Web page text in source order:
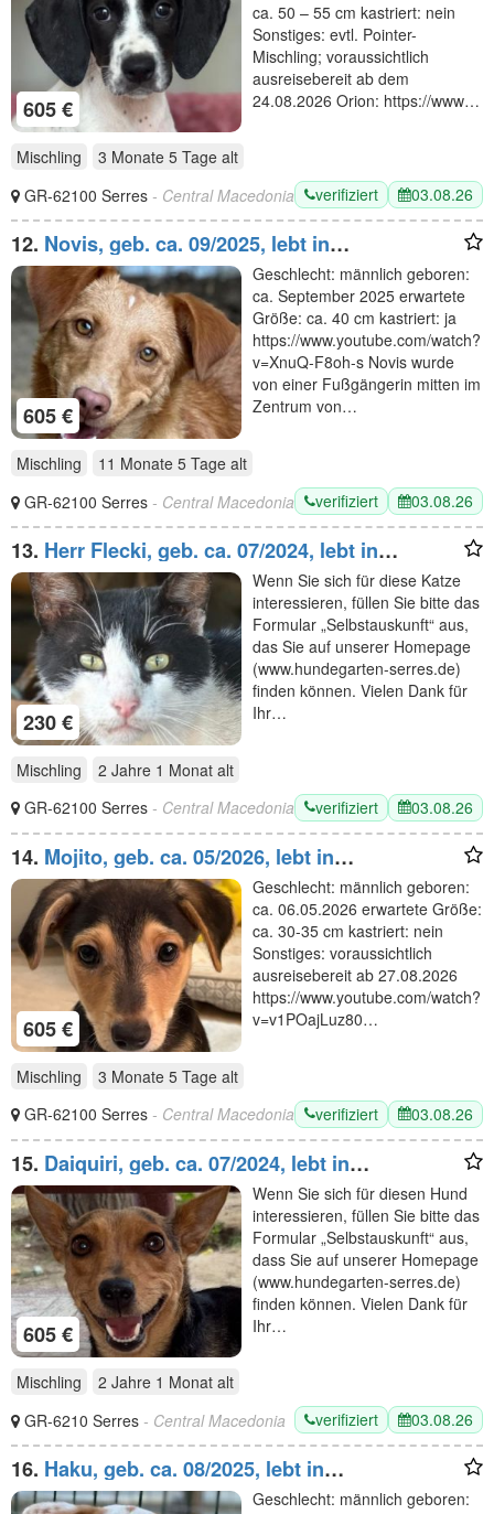
605 €
ca. 50 – 55 cm kastriert: nein
Sonstiges: evtl. Pointer-
Mischling; voraussichtlich
ausreisebereit ab dem
24.08.2026 Orion: https://www…
Mischling 3 Monate 5 Tage alt
GR-62100 Serres - Central Macedonia verifiziert 03.08.26
12. Novis, geb. ca. 09/2025, lebt in
GRIECHENLAND, auf einer privaten Pflegestelle
605 €
Geschlecht: männlich geboren:
ca. September 2025 erwartete
Größe: ca. 40 cm kastriert: ja
https://www.youtube.com/watch?
v=XnuQ-F8oh-s Novis wurde
von einer Fußgängerin mitten im
Zentrum von…
Mischling 11 Monate 5 Tage alt
GR-62100 Serres - Central Macedonia verifiziert 03.08.26
13. Herr Flecki, geb. ca. 07/2024, lebt in
GRIECHENLAND, auf einer privaten Pflegestelle
230 €
Wenn Sie sich für diese Katze
interessieren, füllen Sie bitte das
Formular „Selbstauskunft“ aus,
das Sie auf unserer Homepage
(www.hundegarten-serres.de)
finden können. Vielen Dank für
Ihr…
Mischling 2 Jahre 1 Monat alt
GR-62100 Serres - Central Macedonia verifiziert 03.08.26
14. Mojito, geb. ca. 05/2026, lebt in
GRIECHENLAND, auf einer privaten Pflegestelle
605 €
Geschlecht: männlich geboren:
ca. 06.05.2026 erwartete Größe:
ca. 30-35 cm kastriert: nein
Sonstiges: voraussichtlich
ausreisebereit ab 27.08.2026
https://www.youtube.com/watch?
v=v1POajLuz80…
Mischling 3 Monate 5 Tage alt
GR-62100 Serres - Central Macedonia verifiziert 03.08.26
15. Daiquiri, geb. ca. 07/2024, lebt in
GRIECHENLAND, auf einer privaten Pflegestelle
605 €
Wenn Sie sich für diesen Hund
interessieren, füllen Sie bitte das
Formular „Selbstauskunft“ aus,
dass Sie auf unserer Homepage
(www.hundegarten-serres.de)
finden können. Vielen Dank für
Ihr…
Mischling 2 Jahre 1 Monat alt
GR-6210 Serres - Central Macedonia verifiziert 03.08.26
16. Haku, geb. ca. 08/2025, lebt in
GRIECHENLAND, auf einer privaten Pflegestelle
Geschlecht: männlich geboren: